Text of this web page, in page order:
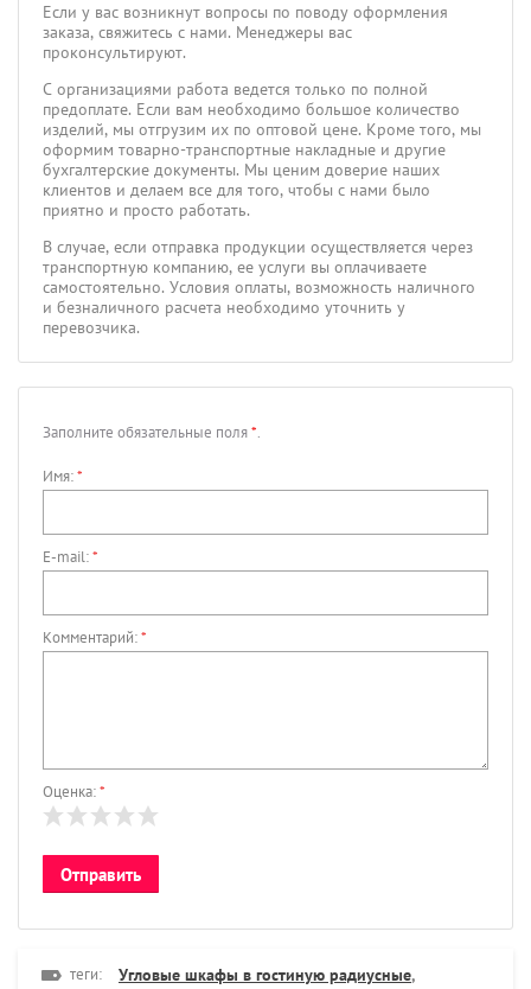
Если у вас возникнут вопросы по поводу оформления
заказа, свяжитесь с нами. Менеджеры вас
проконсультируют.
С организациями работа ведется только по полной
предоплате. Если вам необходимо большое количество
изделий, мы отгрузим их по оптовой цене. Кроме того, мы
оформим товарно-транспортные накладные и другие
бухгалтерские документы. Мы ценим доверие наших
клиентов и делаем все для того, чтобы с нами было
приятно и просто работать.
В случае, если отправка продукции осуществляется через
транспортную компанию, ее услуги вы оплачиваете
самостоятельно. Условия оплаты, возможность наличного
и безналичного расчета необходимо уточнить у
перевозчика.
Заполните обязательные поля*.
Имя:*
E-mail:*
Комментарий:*
Оценка:*
теги: Угловые шкафы в гостиную радиусные,